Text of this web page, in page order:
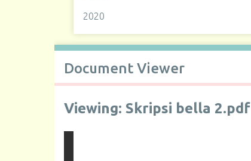
2020
Document Viewer
Viewing: Skripsi bella 2.pdf